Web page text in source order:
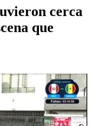
cerca
que